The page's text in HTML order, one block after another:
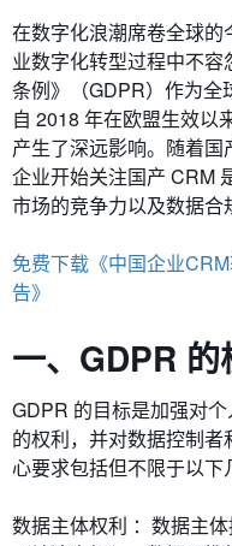
在数字化浪潮席卷全球
业数字化转型过程中不
条例》（GDPR）作为全
自 2018 年在欧盟生效以
产生了深远影响。随着
企业开始关注国产 CRM
市场的竞争力以及数据合
免费下载《中国企业
告》
一、GDPR
GDPR 的目标是加强对
的权利，并对数据控制
心要求包括但不限于以下
数据主体权利 ：数据主